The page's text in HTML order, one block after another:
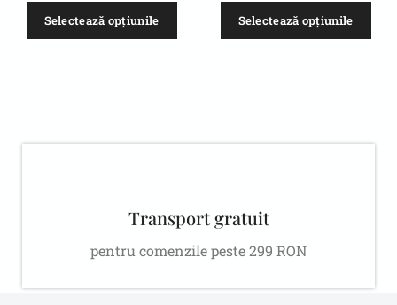
Selectează opțiunile Selectează opțiunile
Transport gratuit
pentru comenzile peste 299 RON